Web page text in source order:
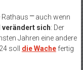
⎻ auch wenn
sich: Der
Jahren eine andere
soll die Wachefertig